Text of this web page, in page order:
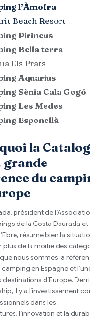
l’Àmofra
Beach Resort
Pirineus
Bella terra
Els Prats
Aquarius
Sènia Cala Gogó
Les Medes
Esponellà
la
grande
du
président de
de la Costa Daurada et
résume bien la
plus de la moitié des
nous sommes la
en Espagne et
destinations d’Europe.
il y a l’investissement
dans les
l’innovation et la